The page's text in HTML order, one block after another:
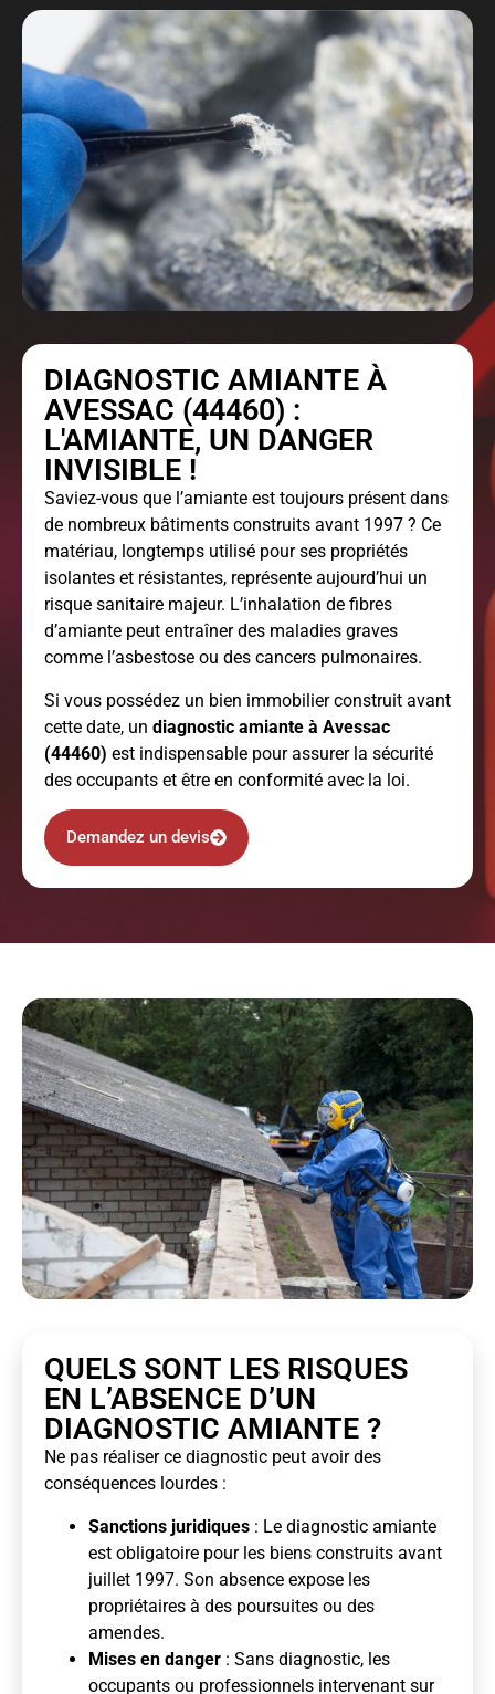
DIAGNOSTIC AMIANTE À
AVESSAC (44460) :
L'AMIANTE, UN DANGER
INVISIBLE !
Saviez-vous que l’amiante est toujours présent dans
de nombreux bâtiments construits avant 1997 ? Ce
matériau, longtemps utilisé pour ses propriétés
isolantes et résistantes, représente aujourd’hui un
risque sanitaire majeur. L’inhalation de fibres
d’amiante peut entraîner des maladies graves
comme l’asbestose ou des cancers pulmonaires.
Si vous possédez un bien immobilier construit avant
cette date, un diagnostic amiante à Avessac
(44460) est indispensable pour assurer la sécurité
des occupants et être en conformité avec la loi.
Demandez un devis
QUELS SONT LES RISQUES
EN L’ABSENCE D’UN
DIAGNOSTIC AMIANTE ?
Ne pas réaliser ce diagnostic peut avoir des
conséquences lourdes :
Sanctions juridiques : Le diagnostic amiante
est obligatoire pour les biens construits avant
juillet 1997. Son absence expose les
propriétaires à des poursuites ou des
amendes.
Mises en danger : Sans diagnostic, les
occupants ou professionnels intervenant sur